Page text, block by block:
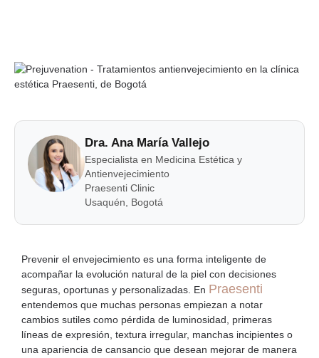
Dra. Ana María Vallejo
Especialista en Medicina Estética y
Antienvejecimiento
Praesenti Clinic
Usaquén, Bogotá
Prevenir el envejecimiento es una forma inteligente de
acompañar la evolución natural de la piel con decisiones
seguras, oportunas y personalizadas. En Praesenti
entendemos que muchas personas empiezan a notar
cambios sutiles como pérdida de luminosidad, primeras
líneas de expresión, textura irregular, manchas incipientes o
una apariencia de cansancio que desean mejorar de manera